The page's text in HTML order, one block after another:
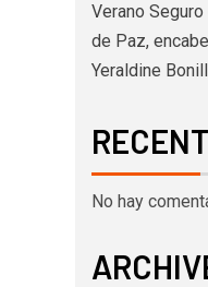
Verano
de Paz,
Yeraldine
No hay